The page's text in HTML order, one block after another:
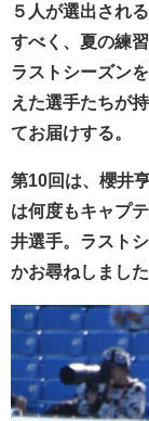
５人が選出され
すべく、夏の練
ラストシーズン
えた選手たちが
てお届けする。
第10回は、櫻井
は何度もキャプ
井選手。ラスト
かお尋ねしました